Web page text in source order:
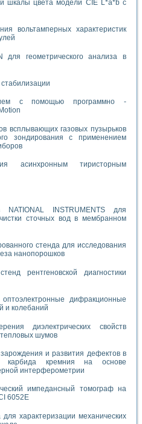
шкалы цвета модели CIE L*a*b с
вольтамперных характеристик
для геометрического анализа в
с помощью программно -
всплывающих газовых пузырьков
зондирования с применением
асинхронным тиристорным
NATIONAL INSTRUMENTS для
сточных вод в мембранном
стенда для исследования
нанопорошков
рентгеновской диагностики
оптоэлектронные дифракционные
и колебаний
диэлектрических свойств
тепловых шумов
и развития дефектов в
карбида кремния на основе
интерферометрии
импедансный томограф на
6052E
характеризации механических